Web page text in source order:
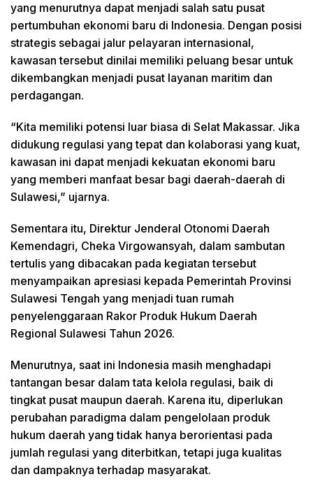
yang menurutnya dapat menjadi salah satu pusat
pertumbuhan ekonomi baru di Indonesia. Dengan posisi
strategis sebagai jalur pelayaran internasional,
kawasan tersebut dinilai memiliki peluang besar untuk
dikembangkan menjadi pusat layanan maritim dan
perdagangan.
“Kita memiliki potensi luar biasa di Selat Makassar. Jika
didukung regulasi yang tepat dan kolaborasi yang kuat,
kawasan ini dapat menjadi kekuatan ekonomi baru
yang memberi manfaat besar bagi daerah-daerah di
Sulawesi,” ujarnya.
Sementara itu, Direktur Jenderal Otonomi Daerah
Kemendagri, Cheka Virgowansyah, dalam sambutan
tertulis yang dibacakan pada kegiatan tersebut
menyampaikan apresiasi kepada Pemerintah Provinsi
Sulawesi Tengah yang menjadi tuan rumah
penyelenggaraan Rakor Produk Hukum Daerah
Regional Sulawesi Tahun 2026.
Menurutnya, saat ini Indonesia masih menghadapi
tantangan besar dalam tata kelola regulasi, baik di
tingkat pusat maupun daerah. Karena itu, diperlukan
perubahan paradigma dalam pengelolaan produk
hukum daerah yang tidak hanya berorientasi pada
jumlah regulasi yang diterbitkan, tetapi juga kualitas
dan dampaknya terhadap masyarakat.